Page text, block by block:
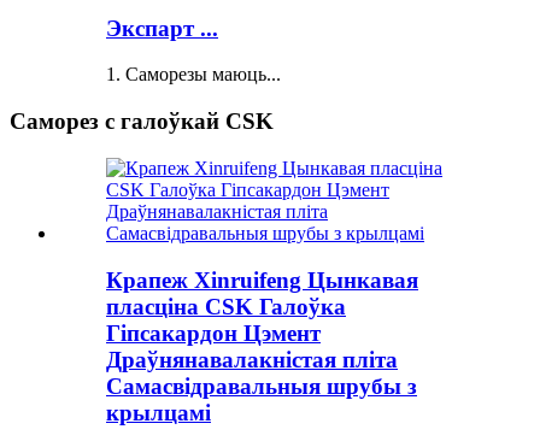
Экспарт ...
1. Саморезы маюць...
Саморез с галоўкай CSK
Крапеж Xinruifeng Цынкавая
пласціна CSK Галоўка
Гіпсакардон Цэмент
Драўнянавалакністая пліта
Самасвідравальныя шрубы з
крылцамі